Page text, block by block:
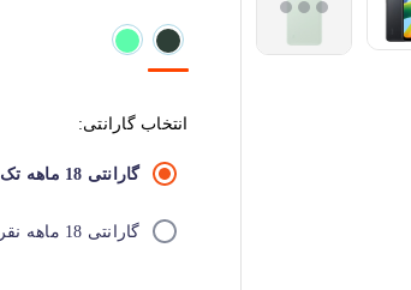
انتخاب گارانتی:
گارانتی 18 ماهه تک تیم فن
گارانتی 18 ماهه نقره فام